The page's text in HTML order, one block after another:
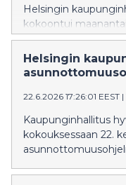
Helsingin
kokoontui
2026 viidenteen
elinkeinojaosto
kotoutumisen
tapahtumien
Helsingin
22.6.2026 17:26:01 EEST |
Kaupunginhallitus
kokouksessaan 22.